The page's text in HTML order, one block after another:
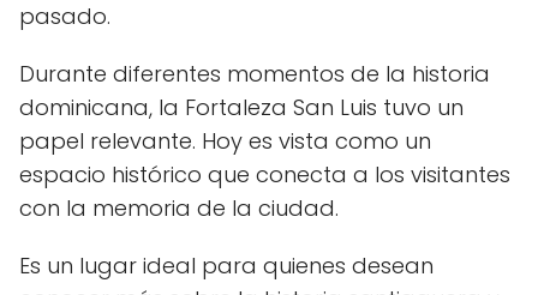
pasado.
Durante diferentes momentos de la historia
dominicana, la Fortaleza San Luis tuvo un
papel relevante. Hoy es vista como un
espacio histórico que conecta a los visitantes
con la memoria de la ciudad.
Es un lugar ideal para quienes desean